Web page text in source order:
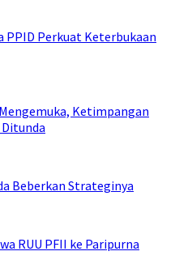
Perkuat Keterbukaan
Ketimpangan
Beberkan Strateginya
RUU PFII ke Paripurna